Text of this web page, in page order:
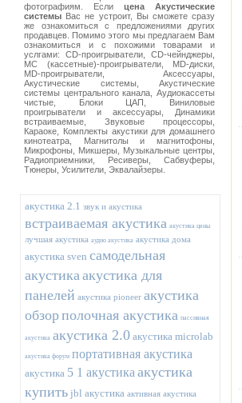
фотографиям. Если цена Акустические
системы Вас не устроит, Вы сможете сразу
же ознакомиться с предложениями других
продавцев. Помимо этого мы предлагаем Вам
ознакомиться и с похожими товарами и
услгами: CD-проигрыватели, CD-чейнджеры,
MC (кассетные)-проигрыватели, MD-диски,
MD-проигрыватели, Аксессуары,
Акустические системы, Акустические
системы центрального канала, Аудиокассеты
чистые, Блоки ЦАП, Виниловые
проигрыватели и аксессуары, Динамики
встраиваемые, Звуковые процессоры,
Караоке, Комплекты акустики для домашнего
кинотеатра, Магнитолы и магнитофоны,
Микрофоны, Микшеры, Музыкальные центры,
Радиоприемники, Ресиверы, Сабвуферы,
Тюнеры, Усилители, Эквалайзеры.
акустика 2.1 звук и акустика
встраиваемая акустика акустика цены
лучшая акустика аудио акустика акустика дома
акустика sven самодельная
акустикаакустика для
панелей акустика pioneer акустика
обзорполочная акустика пассивная
акустика акустика 2.0 акустика microlab
акустика форум портативная акустика
акустика 5 1 акустика акустика
купить jbl акустика активная акустика